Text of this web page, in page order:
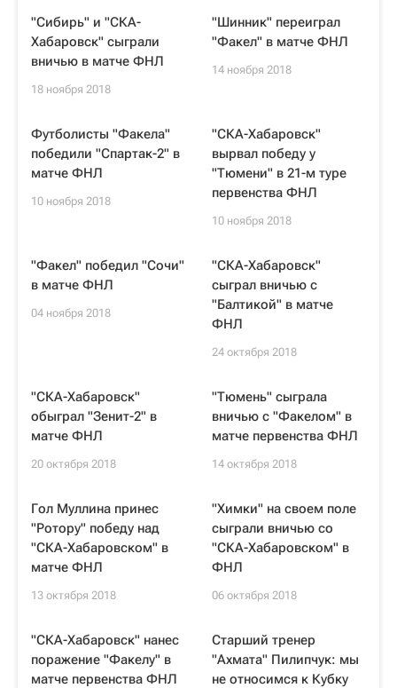
"Сибирь" и "СКА-
Хабаровск" сыграли
вничью в матче ФНЛ
18 ноября 2018
"Шинник" переиграл
"Факел" в матче ФНЛ
14 ноября 2018
Футболисты "Факела"
победили "Спартак-2" в
матче ФНЛ
10 ноября 2018
"СКА-Хабаровск"
вырвал победу у
"Тюмени" в 21-м туре
первенства ФНЛ
10 ноября 2018
"Факел" победил "Сочи"
в матче ФНЛ
04 ноября 2018
"СКА-Хабаровск"
сыграл вничью с
"Балтикой" в матче
ФНЛ
24 октября 2018
"СКА-Хабаровск"
обыграл "Зенит-2" в
матче ФНЛ
20 октября 2018
"Тюмень" сыграла
вничью с "Факелом" в
матче первенства ФНЛ
14 октября 2018
Гол Муллина принес
"Ротору" победу над
"СКА-Хабаровском" в
матче ФНЛ
13 октября 2018
"Химки" на своем поле
сыграли вничью со
"СКА-Хабаровском" в
ФНЛ
06 октября 2018
"СКА-Хабаровск" нанес
поражение "Факелу" в
матче первенства ФНЛ
Старший тренер
"Ахмата" Пилипчук: мы
не относимся к Кубку